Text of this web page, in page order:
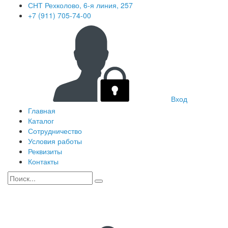
СНТ Рехколово, 6-я линия, 257
+7 (911) 705-74-00
Вход
Главная
Каталог
Сотрудничество
Условия работы
Реквизиты
Контакты